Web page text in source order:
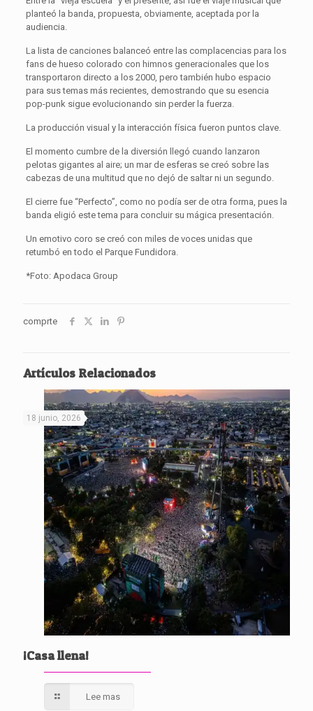
planteó la banda, propuesta, obviamente, aceptada por la
audiencia.
La lista de canciones balanceó entre las complacencias para los
fans de hueso colorado con himnos generacionales que los
transportaron directo a los 2000, pero también hubo espacio
para sus temas más recientes, demostrando que su esencia
pop-punk sigue evolucionando sin perder la fuerza.
La producción visual y la interacción física fueron puntos clave.
El momento cumbre de la diversión llegó cuando lanzaron
pelotas gigantes al aire; un mar de esferas se creó sobre las
cabezas de una multitud que no dejó de saltar ni un segundo.
El cierre fue “Perfecto”, como no podía ser de otra forma, pues la
banda eligió este tema para concluir su mágica presentación.
Un emotivo coro se creó con miles de voces unidas que
retumbó en todo el Parque Fundidora.
*Foto: Apodaca Group
comprte
Artículos Relacionados
18 junio, 2026
¡Casa llena!
Lee mas